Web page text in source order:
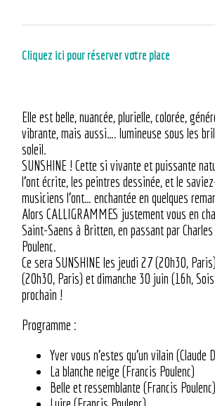
Cliquez ici pour réserver votre place
Elle est belle, nuancée, plurielle, colorée,
vibrante, mais aussi…. lumineuse sous les
soleil.
SUNSHINE ! Cette si vivante et puissante
l’ont écrite, les peintres dessinée, et le
musiciens l’ont… enchantée en quelques
Alors CALLIGRAMMES justement vous en
Saint-Saens à Britten, en passant par
Poulenc.
Ce sera SUNSHINE les jeudi 27 (20h30,
(20h30, Paris) et dimanche 30 juin (16h,
prochain !
Programme :
Yver vous n’estes qu’un vilain (Claude
La blanche neige (Francis Poulenc)
Belle et ressemblante (Francis Poulenc)